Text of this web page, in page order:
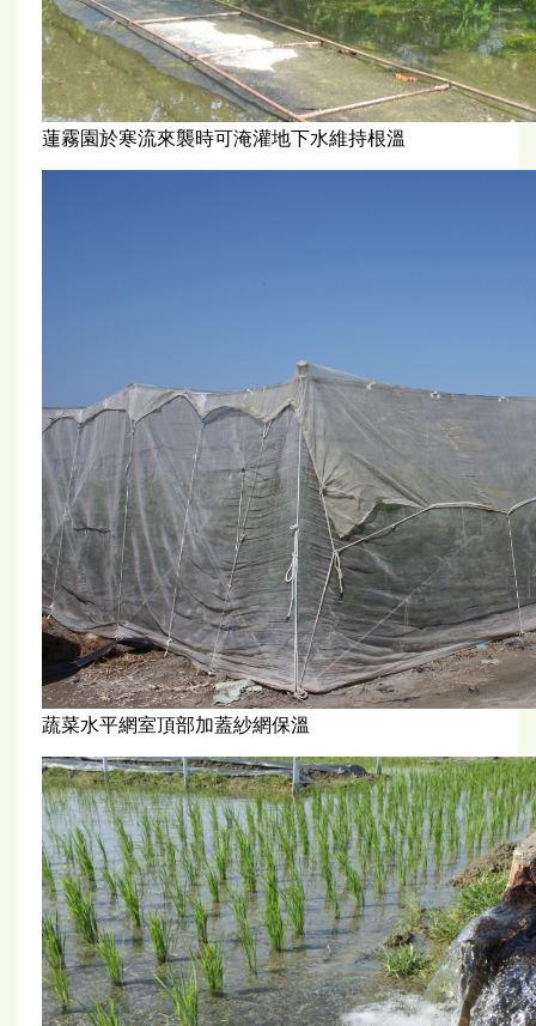
蓮霧園於寒流來襲時可淹灌地下水維持根溫
蔬菜水平網室頂部加蓋紗網保溫